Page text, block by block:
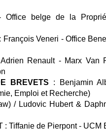
Office belge de la
François Veneri - Office
Renault - Marx Van
BREVETS : Benjamin
Emploi et Recherche)
/ Ludovic Hubert &
Tiffanie de Pierpont - UCM